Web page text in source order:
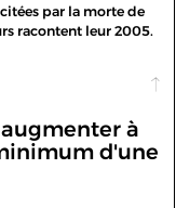
par la morte de
racontent leur 2005.
à
d'une